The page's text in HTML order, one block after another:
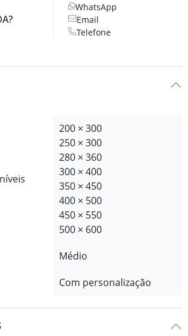
WhatsApp
Email
Telefone
200 × 300
250 × 300
280 × 360
300 × 400
350 × 450
400 × 500
450 × 550
500 × 600
Médio
Com personalização